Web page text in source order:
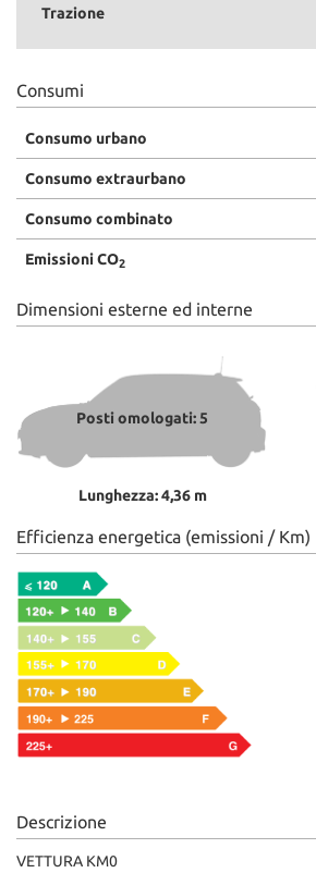
Trazione
Consumi
Consumo urbano
Consumo extraurbano
Consumo combinato
Emissioni CO2
Dimensioni esterne ed interne
Posti omologati: 5
Lunghezza: 4,36 m
Efficienza energetica (emissioni / Km)
Descrizione
VETTURA KM0